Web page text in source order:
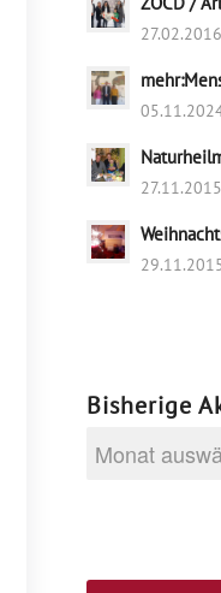
Bisherige